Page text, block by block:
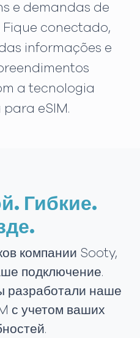
e demandas de
conectado,
informações e
a tecnologia
eSIM.
Гибкие.
компании Sooty,
подключение.
разработали наше
с учетом ваших